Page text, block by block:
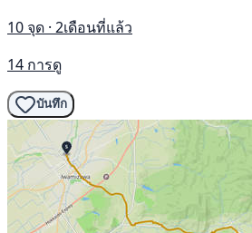
10 จุด · 2เดือนที่แล้ว
14 การดู
บันทึก